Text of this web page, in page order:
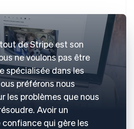
de Stripe est son
ne voulons pas être
spécialisée dans les
préférons nous
les problèmes que nous
Avoir un
qui gère les